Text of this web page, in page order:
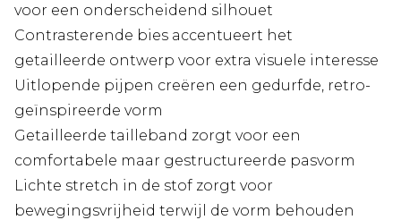
voor een onderscheidend silhouet
Contrasterende bies accentueert het
getailleerde ontwerp voor extra visuele interesse
Uitlopende pijpen creëren een gedurfde, retro-
geïnspireerde vorm
Getailleerde tailleband zorgt voor een
comfortabele maar gestructureerde pasvorm
Lichte stretch in de stof zorgt voor
bewegingsvrijheid terwijl de vorm behouden